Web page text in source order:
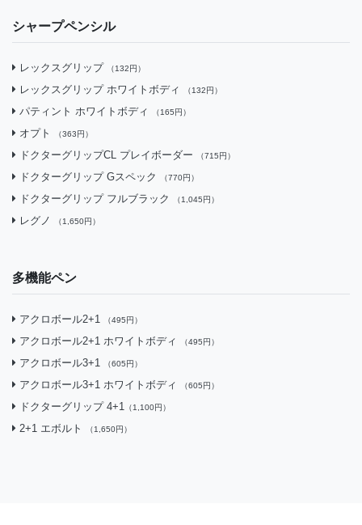
シャープペンシル
レックスグリップ （132円）
レックスグリップ ホワイトボディ （132円）
パティント ホワイトボディ （165円）
オプト （363円）
ドクターグリップCL プレイボーダー （715円）
ドクターグリップ Gスペック （770円）
ドクターグリップ フルブラック （1,045円）
レグノ （1,650円）
多機能ペン
アクロボール2+1 （495円）
アクロボール2+1 ホワイトボディ （495円）
アクロボール3+1 （605円）
アクロボール3+1 ホワイトボディ （605円）
ドクターグリップ 4+1 （1,100円）
2+1 エボルト （1,650円）